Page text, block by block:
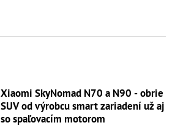
Xiaomi SkyNomad N70 a N90 - obrie
SUV od výrobcu smart zariadení už aj
so spaľovacím motorom